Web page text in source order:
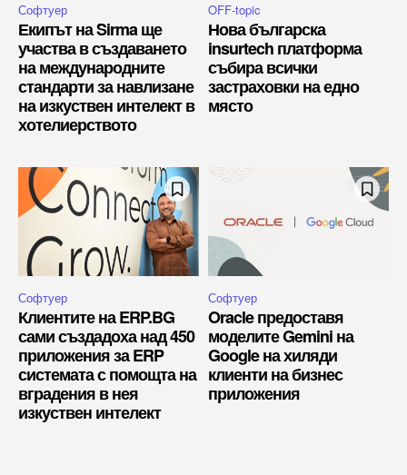
Софтуер
Екипът на Sirma ще
участва в създаването
на международните
стандарти за навлизане
на изкуствен интелект в
хотелиерството
OFF-topic
Нова българска
insurtech платформа
събира всички
застраховки на едно
място
Софтуер
Клиентите на ERP.BG
сами създадоха над 450
приложения за ERP
системата с помощта на
вградения в нея
изкуствен интелект
Софтуер
Oracle предоставя
моделите Gemini на
Google на хиляди
клиенти на бизнес
приложения